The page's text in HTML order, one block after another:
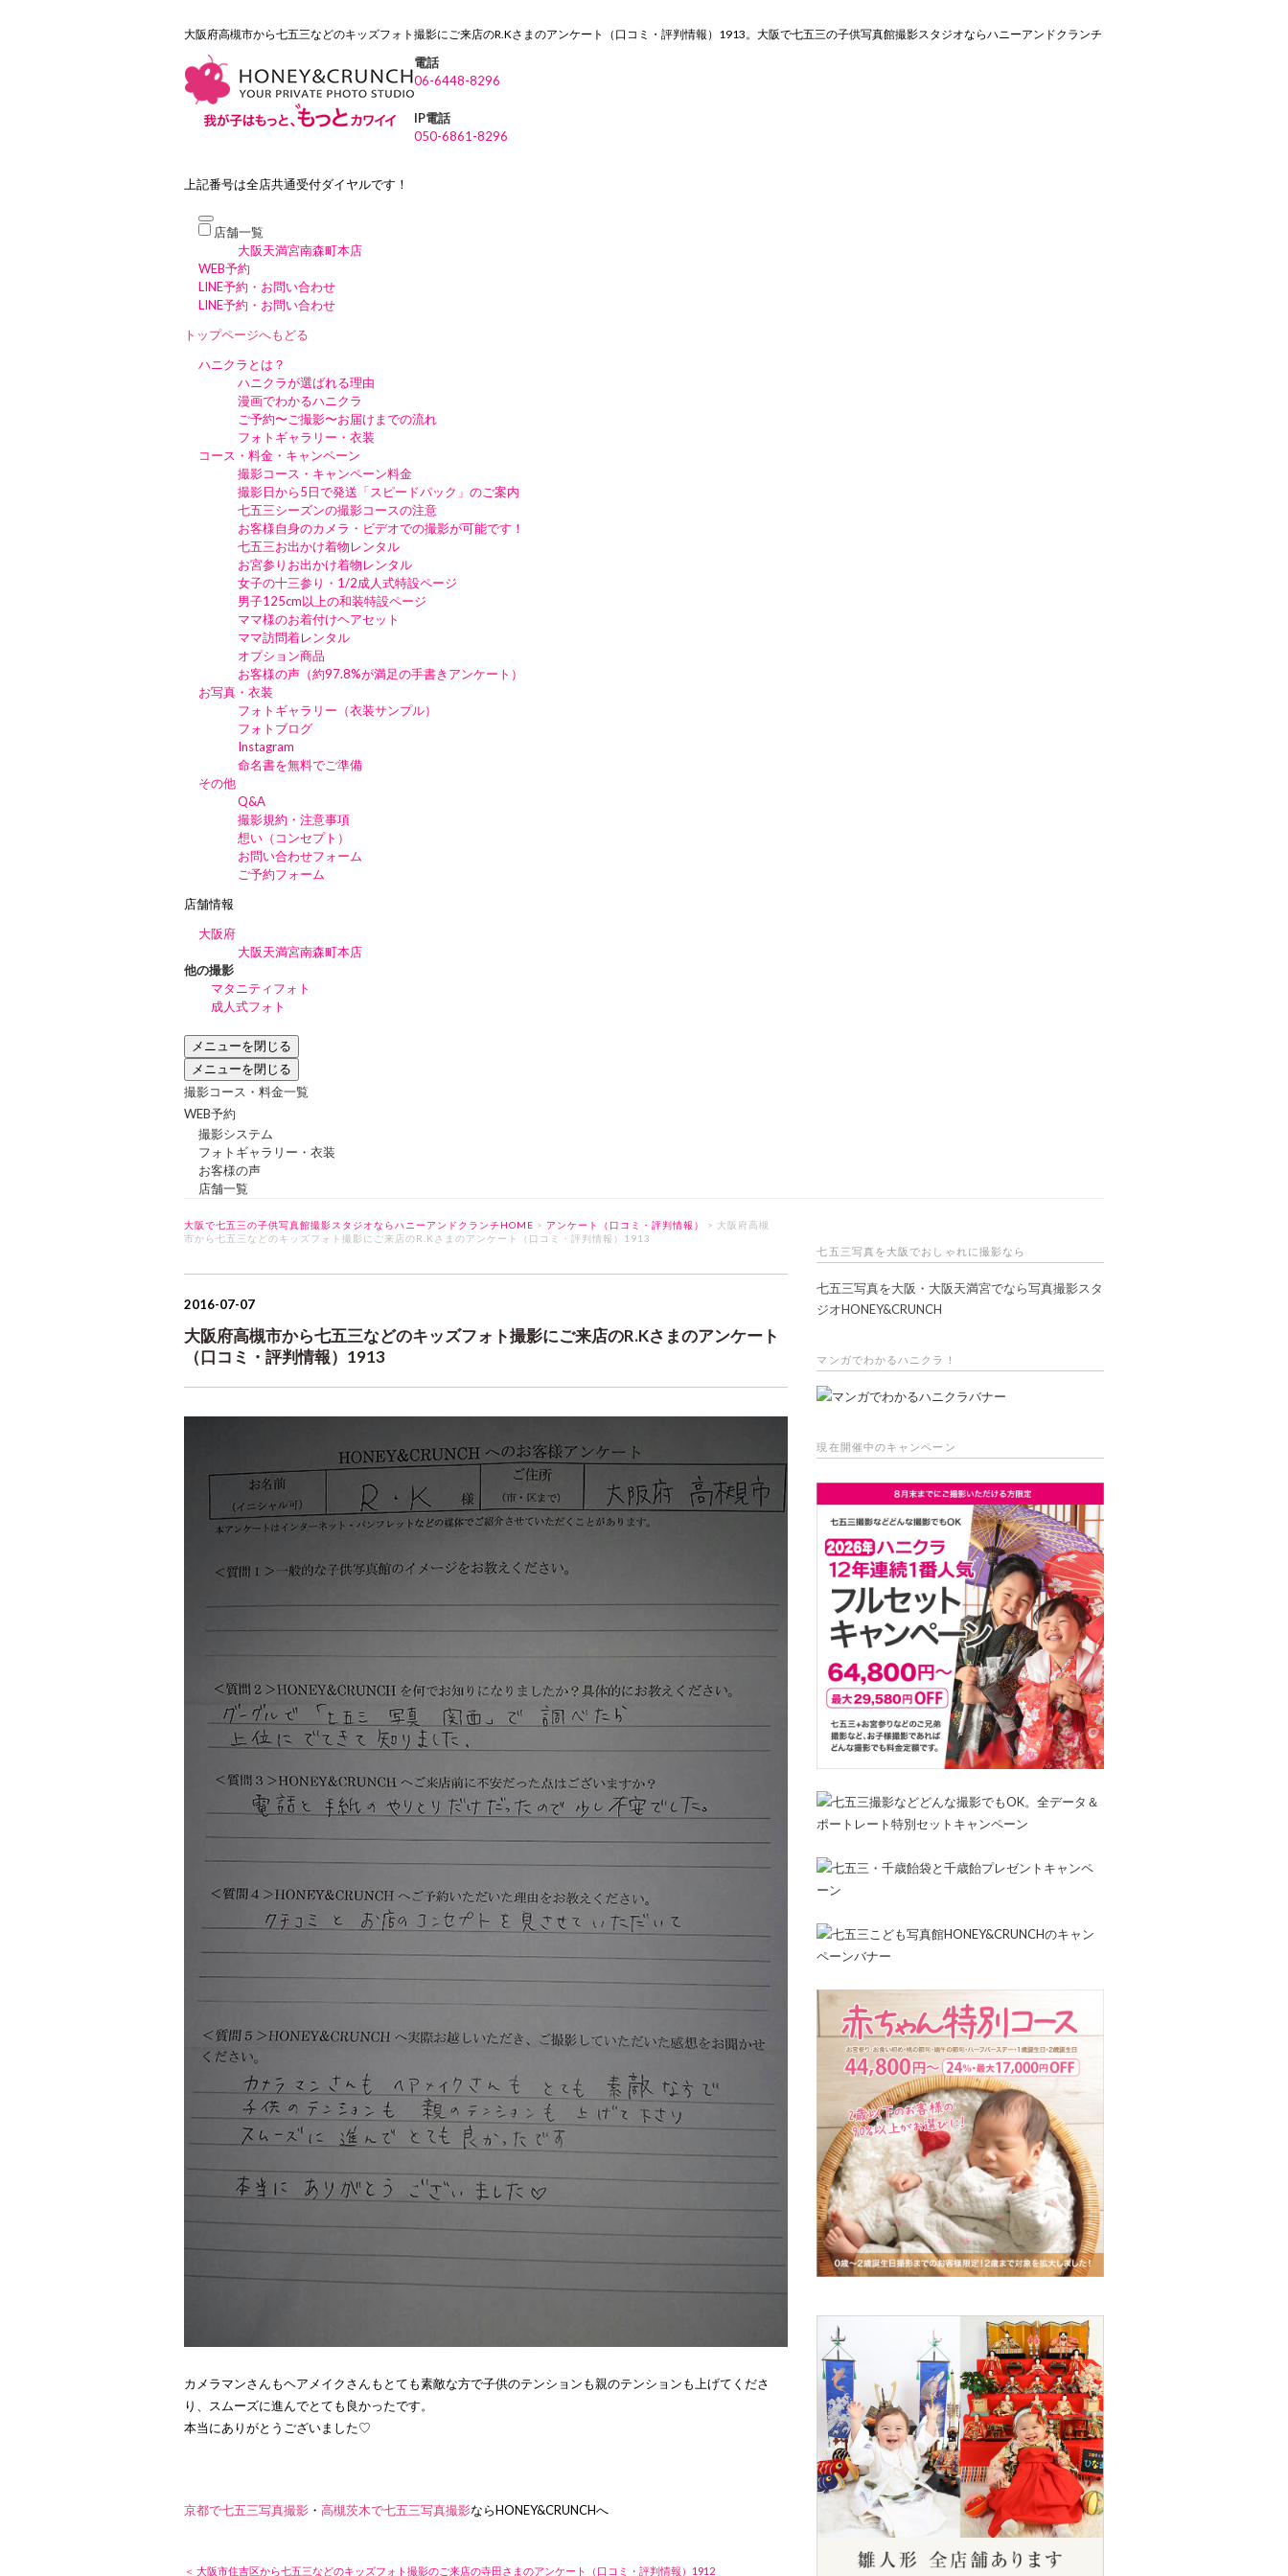
大阪府高槻市から七五三などのキッズフォト撮影にご来店のR.Kさまのアンケート（口コミ・評判情報）1913。大阪で七五三の子供写真館撮影スタジオならハニーアンドクランチ
電話
06-6448-8296
IP電話
050-6861-8296
上記番号は全店共通受付ダイヤルです！
店舗一覧
大阪天満宮南森町本店
WEB予約
LINE予約・お問い合わせ
LINE予約・お問い合わせ
トップページへもどる
ハニクラとは？
ハニクラが選ばれる理由
漫画でわかるハニクラ
ご予約〜ご撮影〜お届けまでの流れ
フォトギャラリー・衣装
コース・料金・キャンペーン
撮影コース・キャンペーン料金
撮影日から5日で発送「スピードパック」のご案内
七五三シーズンの撮影コースの注意
お客様自身のカメラ・ビデオでの撮影が可能です！
七五三お出かけ着物レンタル
お宮参りお出かけ着物レンタル
女子の十三参り・1/2成人式特設ページ
男子125cm以上の和装特設ページ
ママ様のお着付けヘアセット
ママ訪問着レンタル
オプション商品
お客様の声（約97.8%が満足の手書きアンケート）
お写真・衣装
フォトギャラリー（衣装サンプル）
フォトブログ
Instagram
命名書を無料でご準備
その他
Q&A
撮影規約・注意事項
想い（コンセプト）
お問い合わせフォーム
ご予約フォーム
店舗情報
大阪府
大阪天満宮南森町本店
他の撮影
マタニティフォト
成人式フォト
メニューを閉じる
メニューを閉じる
撮影コース・料金一覧
WEB予約
撮影システム
フォトギャラリー・衣装
お客様の声
店舗一覧
大阪で七五三の子供写真館撮影スタジオならハニーアンドクランチHOME > アンケート（口コミ・評判情報）
> 大阪府高槻
市から七五三などのキッズフォト撮影にご来店のR.Kさまのアンケート（口コミ・評判情報）1913
2016-07-07
大阪府高槻市から七五三などのキッズフォト撮影にご来店のR.Kさまのアンケート
（口コミ・評判情報）1913
カメラマンさんもヘアメイクさんもとても素敵な方で子供のテンションも親のテンションも上げてくださ
り、スムーズに進んでとても良かったです。
本当にありがとうございました♡
京都で七五三写真撮影 ・ 高槻茨木で七五三写真撮影ならHONEY&CRUNCHへ
＜ 大阪市住吉区から七五三などのキッズフォト撮影のご来店の寺田さまのアンケート（口コミ・評判情報）1912
七五三写真を大阪でおしゃれに撮影なら
七五三写真を大阪・大阪天満宮でなら写真撮影スタ
ジオHONEY&CRUNCH
マンガでわかるハニクラ！
現在開催中のキャンペーン